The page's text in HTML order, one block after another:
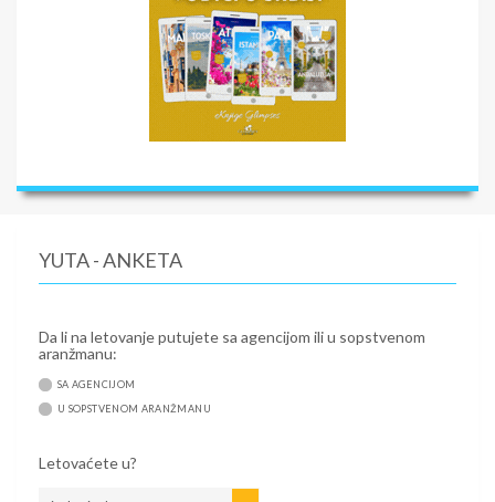
YUTA - ANKETA
Da li na letovanje putujete sa agencijom ili u sopstvenom
aranžmanu:
SA AGENCIJOM
U SOPSTVENOM ARANŽMANU
Letovaćete u?